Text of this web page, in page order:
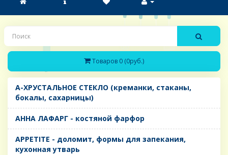
Товаров 0 (0руб.)
A-ХРУСТАЛЬНОЕ СТЕКЛО (креманки, стаканы,
бокалы, сахарницы)
AHHA ЛАФАРГ - костяной фарфор
APPETITE - доломит, формы для запекания,
кухонная утварь